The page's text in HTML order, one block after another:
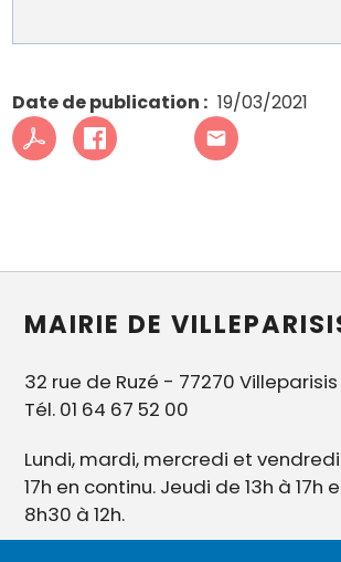
Date de publication 19/03/2021
MAIRIE DE
32 rue de Ruzé - 77270 Villeparisis
Tél. 01 64 67 52 00
Lundi, mardi, mercredi et
17h en continu. Jeudi de 13h à 17h
8h30 à 12h.